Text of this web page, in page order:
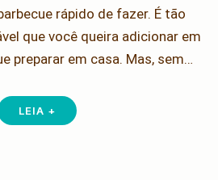
rápido de fazer. É tão
que você queira adicionar em
preparar em casa. Mas, sem…
LEIA +